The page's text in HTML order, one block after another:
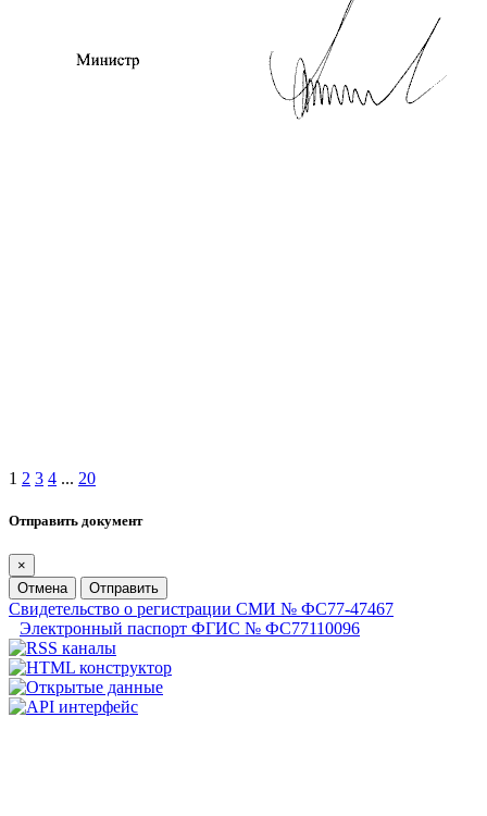
1 2 3 4 ... 20
Отправить документ
×
Отмена
Отправить
Свидетельство о регистрации СМИ № ФС77-47467
Электронный паспорт ФГИС № ФС77110096